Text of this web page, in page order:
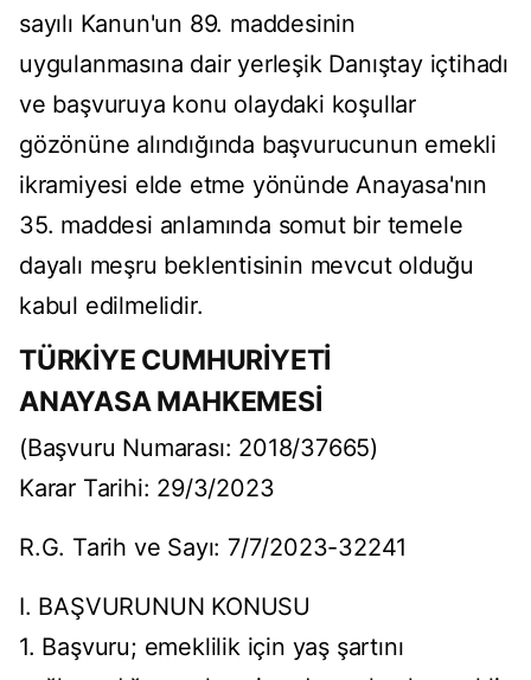
sayılı Kanun'un 89. maddesinin
uygulanmasına dair yerleşik Danıştay içtihadı
ve başvuruya konu olaydaki koşullar
gözönüne alındığında başvurucunun emekli
ikramiyesi elde etme yönünde Anayasa'nın
35. maddesi anlamında somut bir temele
dayalı meşru beklentisinin mevcut olduğu
kabul edilmelidir.
TÜRKİYE CUMHURİYETİ
ANAYASA MAHKEMESİ
(Başvuru Numarası: 2018/37665)
Karar Tarihi: 29/3/2023
R.G. Tarih ve Sayı: 7/7/2023-32241
I. BAŞVURUNUN KONUSU
1. Başvuru; emeklilik için yaş şartını